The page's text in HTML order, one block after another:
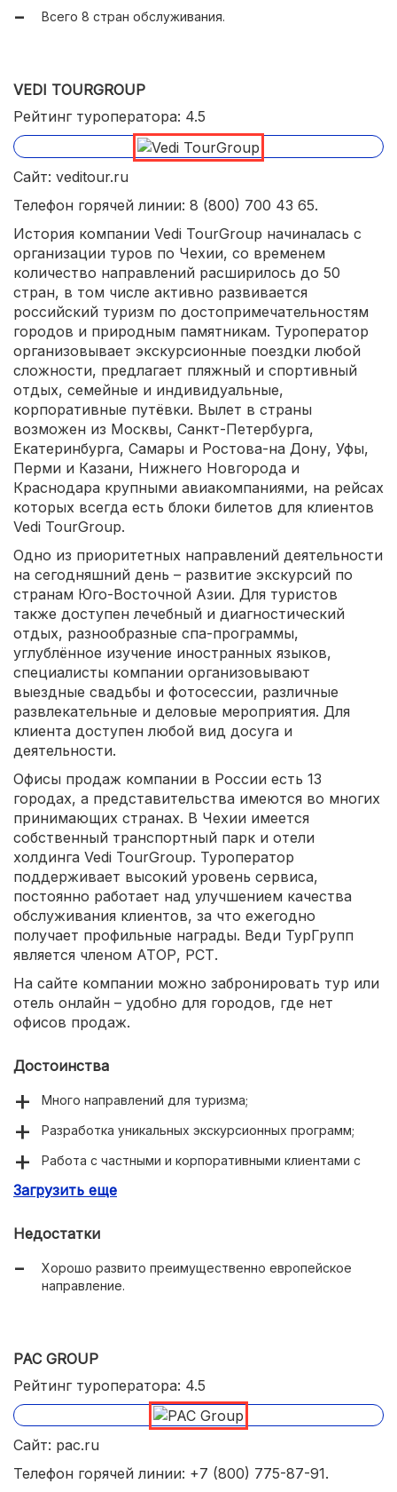
Всего 8 стран обслуживания.
VEDI TOURGROUP
Рейтинг туроператора: 4.5
Сайт: veditour.ru
Телефон горячей линии: 8 (800) 700 43 65.
История компании Vedi TourGroup начиналась с
организации туров по Чехии, со временем
количество направлений расширилось до 50
стран, в том числе активно развивается
российский туризм по достопримечательностям
городов и природным памятникам. Туроператор
организовывает экскурсионные поездки любой
сложности, предлагает пляжный и спортивный
отдых, семейные и индивидуальные,
корпоративные путёвки. Вылет в страны
возможен из Москвы, Санкт-Петербурга,
Екатеринбурга, Самары и Ростова-на Дону, Уфы,
Перми и Казани, Нижнего Новгорода и
Краснодара крупными авиакомпаниями, на рейсах
которых всегда есть блоки билетов для клиентов
Vedi TourGroup.
Одно из приоритетных направлений деятельности
на сегодняшний день – развитие экскурсий по
странам Юго-Восточной Азии. Для туристов
также доступен лечебный и диагностический
отдых, разнообразные спа-программы,
углублённое изучение иностранных языков,
специалисты компании организовывают
выездные свадьбы и фотосессии, различные
развлекательные и деловые мероприятия. Для
клиента доступен любой вид досуга и
деятельности.
Офисы продаж компании в России есть 13
городах, а представительства имеются во многих
принимающих странах. В Чехии имеется
собственный транспортный парк и отели
холдинга Vedi TourGroup. Туроператор
поддерживает высокий уровень сервиса,
постоянно работает над улучшением качества
обслуживания клиентов, за что ежегодно
получает профильные награды. Веди ТурГрупп
является членом АТОР, РСТ.
На сайте компании можно забронировать тур или
отель онлайн – удобно для городов, где нет
офисов продаж.
Достоинства
Много направлений для туризма;
Разработка уникальных экскурсионных программ;
Работа с частными и корпоративными клиентами с
Сравнительно невысокие цены на туры, билеты.
Загрузить еще
Недостатки
Хорошо развито преимущественно европейское
направление.
PAC GROUP
Рейтинг туроператора: 4.5
Сайт: pac.ru
Телефон горячей линии: +7 (800) 775-87-91.